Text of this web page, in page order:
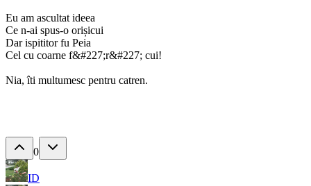
Eu am ascultat ideea
Ce n-ai spus-o orișicui
Dar ispititor fu Peia
Cel cu coarne f&#227;r&#227; cui!
Nia, îti multumesc pentru catren.
0
ID